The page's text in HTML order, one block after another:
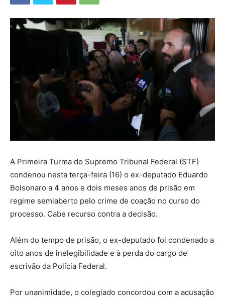
A Primeira Turma do Supremo Tribunal Federal (STF)
condenou nesta terça-feira (16) o ex-deputado Eduardo
Bolsonaro a 4 anos e dois meses anos de prisão em
regime semiaberto pelo crime de coação no curso do
processo. Cabe recurso contra a decisão.
Além do tempo de prisão, o ex-deputado foi condenado a
oito anos de inelegibilidade e à perda do cargo de
escrivão da Polícia Federal.
Por unanimidade, o colegiado concordou com a acusação